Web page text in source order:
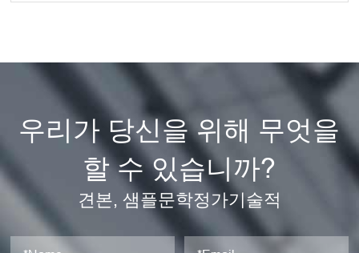
우리가 당신을 위해 무엇을
할 수 있습니까?
견본, 샘플문학정가기술적